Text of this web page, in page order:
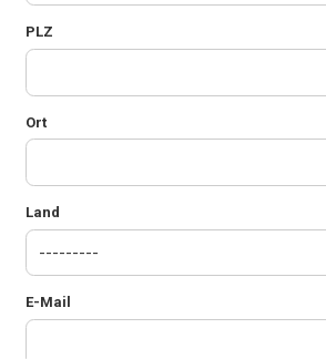
PLZ
Ort
Land
E-Mail